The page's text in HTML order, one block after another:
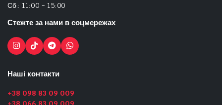
Сб.: 11:00 - 15:00
Стежте за нами в соцмережах
Наші контакти
+38 098 83 09 009